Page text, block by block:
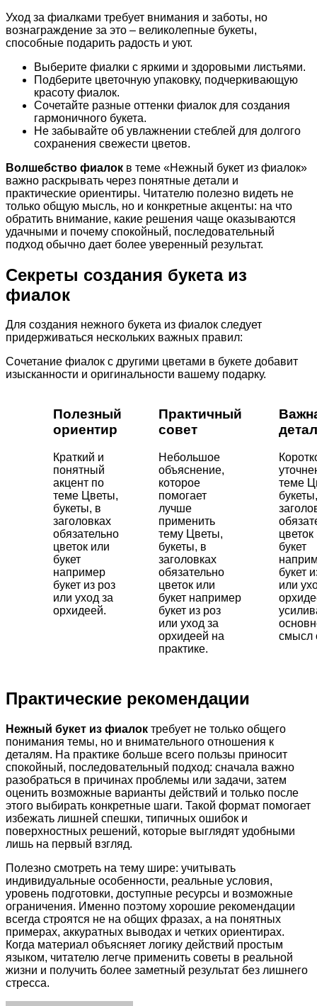
Уход за фиалками требует внимания и заботы, но
вознаграждение за это – великолепные букеты,
способные подарить радость и уют.
Выберите фиалки с яркими и здоровыми листьями.
Подберите цветочную упаковку, подчеркивающую
красоту фиалок.
Сочетайте разные оттенки фиалок для создания
гармоничного букета.
Не забывайте об увлажнении стеблей для долгого
сохранения свежести цветов.
Волшебство фиалок в теме «Нежный букет из фиалок»
важно раскрывать через понятные детали и
практические ориентиры. Читателю полезно видеть не
только общую мысль, но и конкретные акценты: на что
обратить внимание, какие решения чаще оказываются
удачными и почему спокойный, последовательный
подход обычно дает более уверенный результат.
Секреты создания букета из
фиалок
Для создания нежного букета из фиалок следует
придерживаться нескольких важных правил:
Сочетание фиалок с другими цветами в букете добавит
изысканности и оригинальности вашему подарку.
Полезный
ориентир
Краткий и
понятный
акцент по
теме Цветы,
букеты, в
заголовках
обязательно
цветок или
букет
например
букет из роз
или уход за
орхидеей.
Практичный
совет
Небольшое
объяснение,
которое
помогает
лучше
применить
тему Цветы,
букеты, в
заголовках
обязательно
цветок или
букет например
букет из роз
или уход за
орхидеей на
практике.
теме
букет
букет
или
смысл
Практические рекомендации
Нежный букет из фиалок требует не только общего
понимания темы, но и внимательного отношения к
деталям. На практике больше всего пользы приносит
спокойный, последовательный подход: сначала важно
разобраться в причинах проблемы или задачи, затем
оценить возможные варианты действий и только после
этого выбирать конкретные шаги. Такой формат помогает
избежать лишней спешки, типичных ошибок и
поверхностных решений, которые выглядят удобными
лишь на первый взгляд.
Полезно смотреть на тему шире: учитывать
индивидуальные особенности, реальные условия,
уровень подготовки, доступные ресурсы и возможные
ограничения. Именно поэтому хорошие рекомендации
всегда строятся не на общих фразах, а на понятных
примерах, аккуратных выводах и четких ориентирах.
Когда материал объясняет логику действий простым
языком, читателю легче применить советы в реальной
жизни и получить более заметный результат без лишнего
стресса.